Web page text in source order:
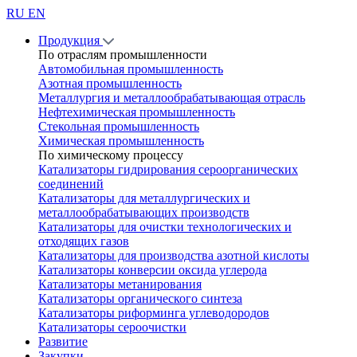
RU EN
Продукция
По отраслям промышленности
Автомобильная промышленность
Азотная промышленность
Металлургия и металлообрабатывающая отрасль
Нефтехимическая промышленность
Стекольная промышленность
Химическая промышленность
По химическому процессу
Катализаторы гидрирования сероорганических
соединений
Катализаторы для металлургических и
металлообрабатывающих производств
Катализаторы для очистки технологических и
отходящих газов
Катализаторы для производства азотной кислоты
Катализаторы конверсии оксида углерода
Катализаторы метанирования
Катализаторы органического синтеза
Катализаторы риформинга углеводородов
Катализаторы сероочистки
Развитие